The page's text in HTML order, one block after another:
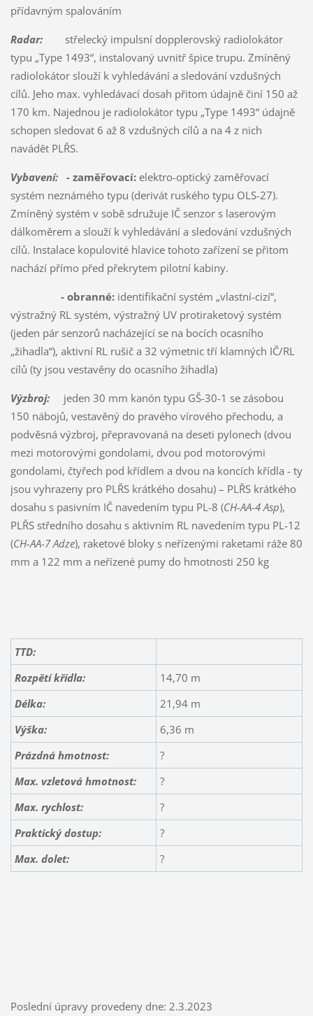
přídavným spalováním
Radar:střelecký impulsní dopplerovský radiolokátor
typu „Type 1493“, instalovaný uvnitř špice trupu. Zmíněný
radiolokátor slouží k vyhledávání a sledování vzdušných
cílů. Jeho max. vyhledávací dosah přitom údajně činí 150 až
170 km. Najednou je radiolokátor typu „Type 1493“ údajně
schopen sledovat 6 až 8 vzdušných cílů a na 4 z nich
navádět PLŘS.
Vybavení: - zaměřovací:elektro-optický zaměřovací
systém neznámého typu (derivát ruského typu OLS-27).
Zmíněný systém v sobě sdružuje IČ senzor s laserovým
dálkoměrem a slouží k vyhledávání a sledování vzdušných
cílů. Instalace kopulovité hlavice tohoto zařízení se přitom
nachází přímo před překrytem pilotní kabiny.
- obranné:identifikační systém „vlastní-cizí“,
výstražný RL systém, výstražný UV protiraketový systém
(jeden pár senzorů nacházející se na bocích ocasního
„žihadla“), aktivní RL rušič a 32 výmetnic tří klamných IČ/RL
cílů (ty jsou vestavěny do ocasního žihadla)
Výzbroj:jeden 30 mm kanón typu GŠ-30-1 se zásobou
150 nábojů, vestavěný do pravého vírového přechodu, a
podvěsná výzbroj, přepravovaná na deseti pylonech (dvou
mezi motorovými gondolami, dvou pod motorovými
gondolami, čtyřech pod křídlem a dvou na koncích křídla - ty
jsou vyhrazeny pro PLŘS krátkého dosahu) – PLŘS krátkého
dosahu s pasivním IČ navedením typu PL-8 (CH-AA-4 Asp),
PLŘS středního dosahu s aktivním RL navedením typu PL-12
(CH-AA-7 Adze), raketové bloky s neřízenými raketami ráže 80
mm a 122 mm a neřízené pumy do hmotnosti 250 kg
TTD:
Rozpětí křídla:
14,70 m
Délka:
21,94 m
Výška:
6,36 m
Prázdná hmotnost:
?
Max. vzletová hmotnost:
?
Max. rychlost:
?
Praktický dostup:
?
Max. dolet:
?
Poslední úpravy provedeny dne: 2.3.2023